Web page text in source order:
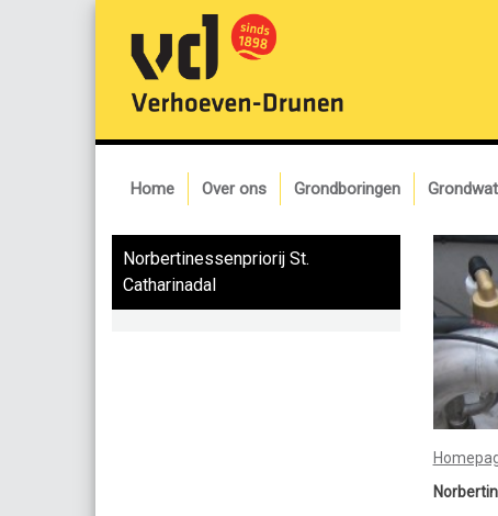
Home Over ons Grondboringen
Norbertinessenpriorij St.
Catharinadal